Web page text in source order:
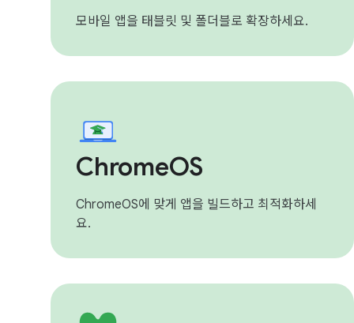
모바일 앱을 태블릿 및 폴더블로 확장하세요.
ChromeOS
ChromeOS에 맞게 앱을 빌드하고 최적화하세
요.